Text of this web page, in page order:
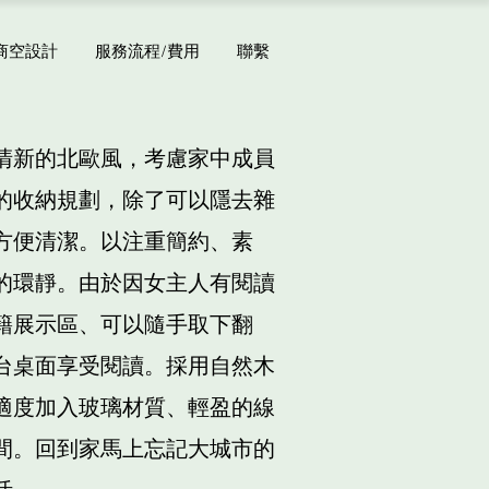
空設計 服務流程/費用 聯繫
的北歐風，考慮家中成員
納規劃，除了可以隱去雜
清潔。以注重簡約、素
靜。由於因女主人有閱讀
示區、可以隨手取下翻
面享受閱讀。採用自然木
加入玻璃材質、輕盈的線
回到家馬上忘記大城市的